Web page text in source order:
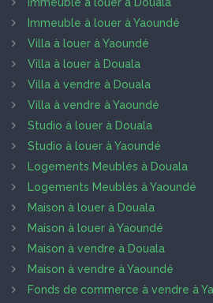
Immeuble à louer à Douala
Immeuble à louer à Yaoundé
Villa à louer à Yaoundé
Villa à louer à Douala
Villa à vendre à Douala
Villa à vendre à Yaoundé
Studio à louer à Douala
Studio à louer à Yaoundé
Logements Meublés à Douala
Logements Meublés à Yaoundé
Maison à louer à Douala
Maison à louer à Yaoundé
Maison à vendre à Douala
Maison à vendre à Yaoundé
Fonds de commerce à vendre à